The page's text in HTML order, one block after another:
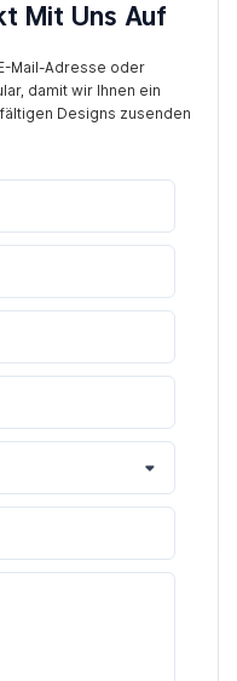
Mit Uns Auf
Mail-Adresse oder
damit wir Ihnen ein
Designs zusenden